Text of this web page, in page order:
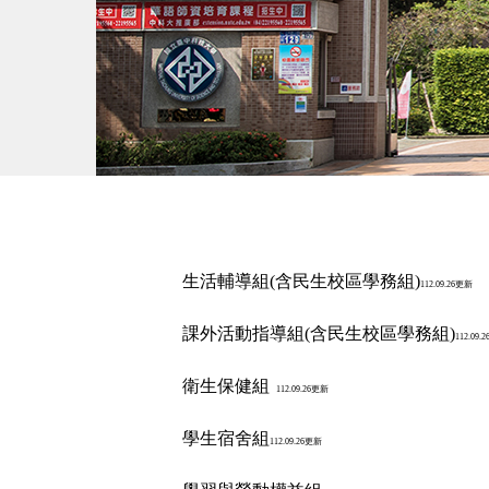
生活輔導組(含民生校區學務組)112.09.26更新
課外活動指導組(含民生校區學務組)
衛生保健組 112.09.26更新
學生宿舍組 112.09.26更新